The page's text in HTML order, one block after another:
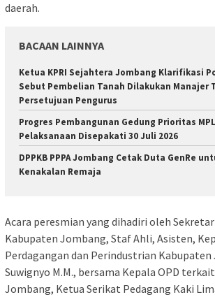
daerah.
BACAAN LAINNYA
Ketua KPRI Sejahtera Jombang Klarifikasi
Sebut Pembelian Tanah Dilakukan Manajer
Persetujuan Pengurus
Progres Pembangunan Gedung Prioritas
Pelaksanaan Disepakati 30 Juli 2026
DPPKB PPPA Jombang Cetak Duta GenRe
Kenakalan Remaja
Acara peresmian yang dihadiri oleh
Kabupaten Jombang, Staf Ahli, Asisten,
Perdagangan dan Perindustrian Kabupaten
Suwignyo M.M., bersama Kepala OPD
Jombang, Ketua Serikat Pedagang Kaki